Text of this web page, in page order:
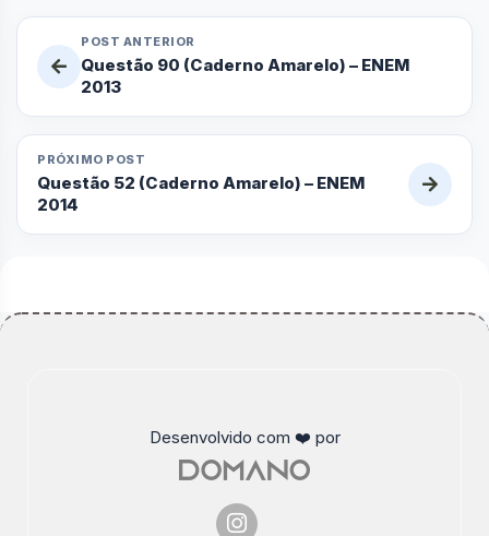
POST ANTERIOR
Questão 90 (Caderno Amarelo) – ENEM
2013
PRÓXIMO POST
Questão 52 (Caderno Amarelo) – ENEM
2014
Desenvolvido com ❤️ por